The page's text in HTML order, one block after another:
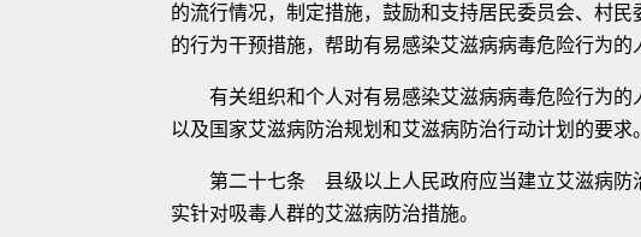
的流行情况，制定措施，鼓励和支持居民委员会、村
的行为干预措施，帮助有易感染艾滋病病毒危险行为的
有关组织和个人对有易感染艾滋病病毒危险行为的
以及国家艾滋病防治规划和艾滋病防治行动计划的要求。
第二十七条 县级以上人民政府应当建立艾滋病防
实针对吸毒人群的艾滋病防治措施。